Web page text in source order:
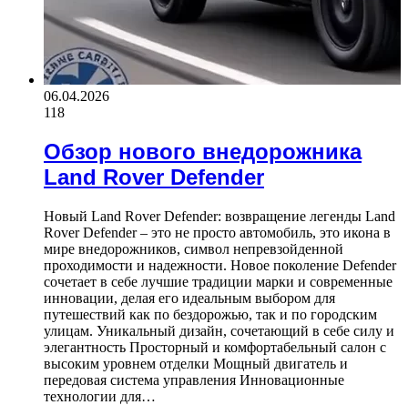
06.04.2026
118
Обзор нового внедорожника
Land Rover Defender
Новый Land Rover Defender: возвращение легенды Land
Rover Defender – это не просто автомобиль, это икона в
мире внедорожников, символ непревзойденной
проходимости и надежности. Новое поколение Defender
сочетает в себе лучшие традиции марки и современные
инновации, делая его идеальным выбором для
путешествий как по бездорожью, так и по городским
улицам. Уникальный дизайн, сочетающий в себе силу и
элегантность Просторный и комфортабельный салон с
высоким уровнем отделки Мощный двигатель и
передовая система управления Инновационные
технологии для…